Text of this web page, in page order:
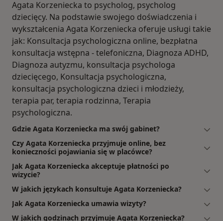
Agata Korzeniecka to psycholog, psycholog
dziecięcy. Na podstawie swojego doświadczenia i
wykształcenia Agata Korzeniecka oferuje usługi takie
jak: Konsultacja psychologiczna online, bezpłatna
konsultacja wstępna - telefoniczna, Diagnoza ADHD,
Diagnoza autyzmu, konsultacja psychologa
dziecięcego, Konsultacja psychologiczna,
konsultacja psychologiczna dzieci i młodzieży,
terapia par, terapia rodzinna, Terapia
psychologiczna.
Gdzie Agata Korzeniecka ma swój gabinet?
Czy Agata Korzeniecka przyjmuje online, bez
konieczności pojawiania się w placówce?
Jak Agata Korzeniecka akceptuje płatności po
wizycie?
W jakich językach konsultuje Agata Korzeniecka?
Jak Agata Korzeniecka umawia wizyty?
W jakich godzinach przyjmuje Agata Korzeniecka?